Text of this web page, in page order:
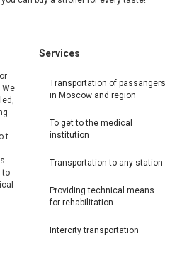
t
to
Services
Transportation of passangers
in Moscow and region
To get to the medical
institution
Transportation to any station
Providing technical means
for rehabilitation
Intercity transportation